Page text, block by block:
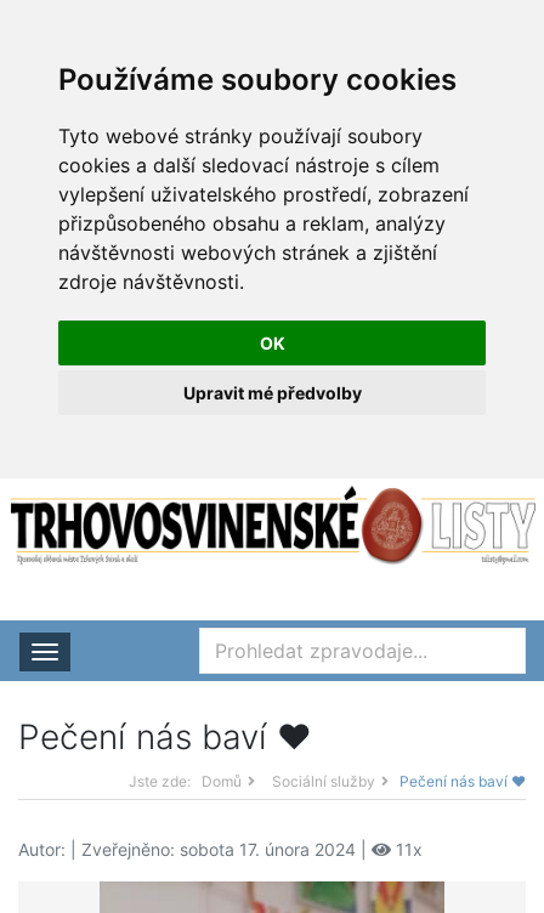
Používáme soubory cookies
Tyto webové stránky používají soubory
cookies a další sledovací nástroje s cílem
vylepšení uživatelského prostředí, zobrazení
přizpůsobeného obsahu a reklam, analýzy
návštěvnosti webových stránek a zjištění
zdroje návštěvnosti.
OK
Upravit mé předvolby
Rozbalit nabídku
Pečení nás baví ♥
Jste zde: Domů Sociální služby Pečení nás baví ♥
Autor: | Zveřejněno: sobota 17. února 2024 | 11x